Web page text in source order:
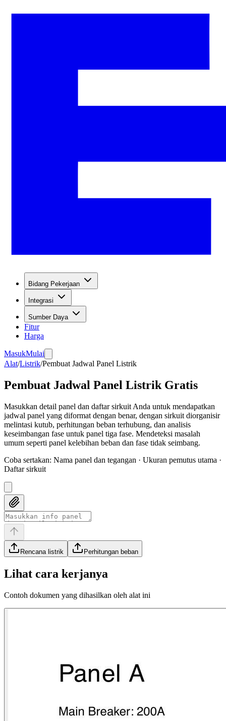
Bidang Pekerjaan
Integrasi
Sumber Daya
Fitur
Harga
MasukMulai
Alat/Listrik/Pembuat Jadwal Panel Listrik
Pembuat Jadwal Panel Listrik Gratis
Masukkan detail panel dan daftar sirkuit Anda untuk mendapatkan
jadwal panel yang diformat dengan benar, dengan sirkuit diorganisir
melintasi kutub, perhitungan beban terhubung, dan analisis
keseimbangan fase untuk panel tiga fase. Mendeteksi masalah
umum seperti panel kelebihan beban dan fase tidak seimbang.
Coba sertakan: Nama panel dan tegangan · Ukuran pemutus utama ·
Daftar sirkuit
Rencana listrik Perhitungan beban
Lihat cara kerjanya
Contoh dokumen yang dihasilkan oleh alat ini